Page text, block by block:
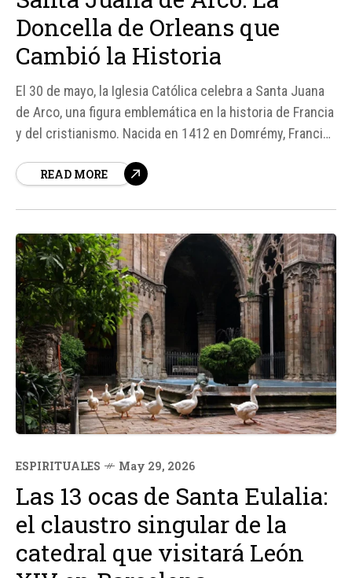
Doncella de Orleans que
Cambió la Historia
El 30 de mayo, la Iglesia Católica celebra a Santa Juana
de Arco, una figura emblemática en la historia de Francia
y del cristianismo. Nacida en 1412 en Domrémy, Francia,
a pesar de su corta vida, dejó un legado duradero en la
READ MORE
ESPIRITUALES May 29, 2026
Las 13 ocas de Santa Eulalia:
el claustro singular de la
catedral que visitará León